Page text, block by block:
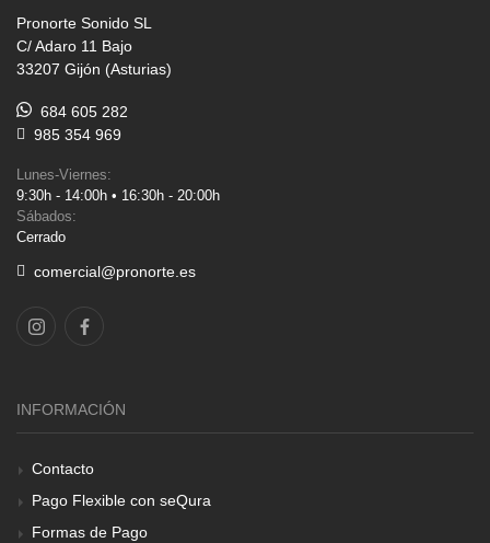
Pronorte Sonido SL
C/ Adaro 11 Bajo
33207 Gijón (Asturias)
684 605 282
985 354 969
Lunes-Viernes:
9:30h - 14:00h • 16:30h - 20:00h
Sábados:
Cerrado
comercial@pronorte.es
INFORMACIÓN
Contacto
Pago Flexible con seQura
Formas de Pago